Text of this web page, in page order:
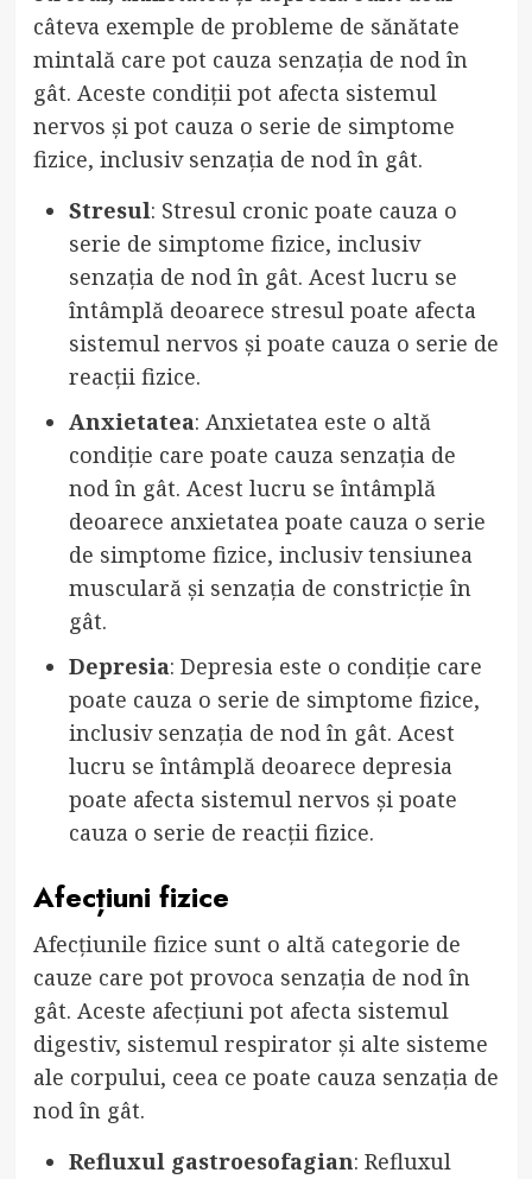
câteva exemple de probleme de sănătate
mintală care pot cauza senzația de nod în
gât. Aceste condiții pot afecta sistemul
nervos și pot cauza o serie de simptome
fizice, inclusiv senzația de nod în gât.
Stresul: Stresul cronic poate cauza o
serie de simptome fizice, inclusiv
senzația de nod în gât. Acest lucru se
întâmplă deoarece stresul poate afecta
sistemul nervos și poate cauza o serie de
reacții fizice.
Anxietatea: Anxietatea este o altă
condiție care poate cauza senzația de
nod în gât. Acest lucru se întâmplă
deoarece anxietatea poate cauza o serie
de simptome fizice, inclusiv tensiunea
musculară și senzația de constricție în
gât.
Depresia: Depresia este o condiție care
poate cauza o serie de simptome fizice,
inclusiv senzația de nod în gât. Acest
lucru se întâmplă deoarece depresia
poate afecta sistemul nervos și poate
cauza o serie de reacții fizice.
Afecțiuni fizice
Afecțiunile fizice sunt o altă categorie de
cauze care pot provoca senzația de nod în
gât. Aceste afecțiuni pot afecta sistemul
digestiv, sistemul respirator și alte sisteme
ale corpului, ceea ce poate cauza senzația de
nod în gât.
Refluxul gastroesofagian: Refluxul